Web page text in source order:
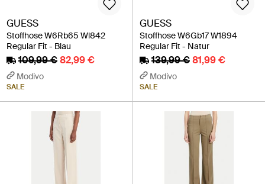
GUESS
Stoffhose W6Rb65 Wl842
Regular Fit - Blau
109,99 €82,99 €
Modivo
SALE
GUESS
Stoffhose W6Gb17 W1894
Regular Fit - Natur
139,99 €81,99 €
Modivo
SALE